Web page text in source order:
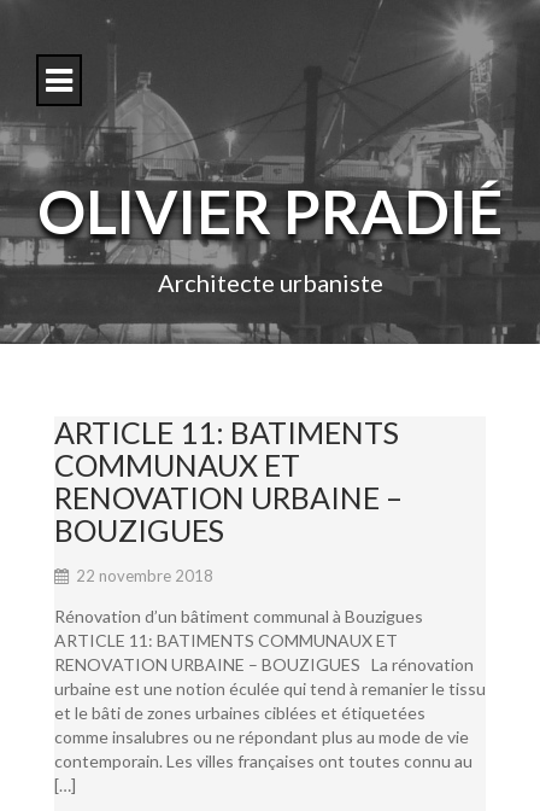
o
c
n
e
OLIVIER PRADIÉ
Architecte urbaniste
ARTICLE 11: BATIMENTS
COMMUNAUX ET
RENOVATION URBAINE –
BOUZIGUES
22 novembre 2018
Rénovation d’un bâtiment communal à Bouzigues
ARTICLE 11: BATIMENTS COMMUNAUX ET
RENOVATION URBAINE – BOUZIGUES La rénovation
urbaine est une notion éculée qui tend à remanier le tissu
et le bâti de zones urbaines ciblées et étiquetées
comme insalubres ou ne répondant plus au mode de vie
contemporain. Les villes françaises ont toutes connu au
[…]